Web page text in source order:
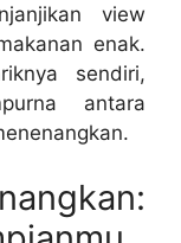
view
enak.
sendiri,
antara